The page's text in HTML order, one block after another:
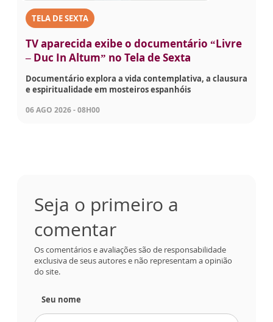
TELA DE SEXTA
TV aparecida exibe o documentário “Livre
– Duc In Altum” no Tela de Sexta
Documentário explora a vida contemplativa, a clausura
e espiritualidade em mosteiros espanhóis
06 AGO 2026 - 08H00
Seja o primeiro a
comentar
Os comentários e avaliações são de responsabilidade
exclusiva de seus autores e não representam a opinião
do site.
Seu nome